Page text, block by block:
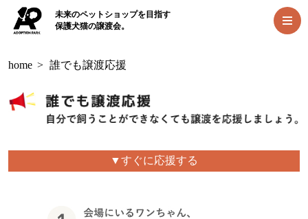
未来のペットショップを目指す
保護犬猫の譲渡会。
home > 誰でも譲渡応援
▼すぐに応援する